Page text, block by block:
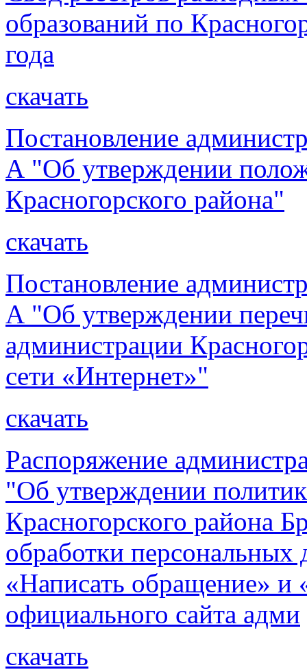
образований по
года
скачать
Постановление
А "Об утверждении
Красногорского района"
скачать
Постановление
А "Об утверждении
администрации
сети «Интернет»"
скачать
Распоряжение
"Об утверждении
Красногорского района
обработки персональных
«Написать обращение» и
официального сайта адми
скачать